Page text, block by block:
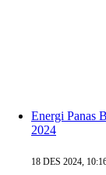
Energi Panas
2024
18 DES 2024,